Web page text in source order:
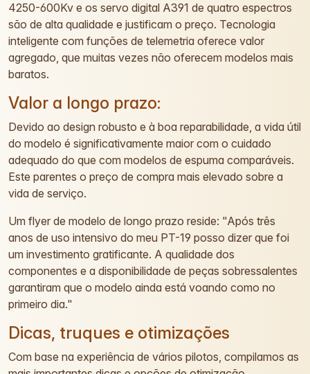
4250-600Kv e os servo digital A391 de quatro espectros
são de alta qualidade e justificam o preço. Tecnologia
inteligente com funções de telemetria oferece valor
agregado, que muitas vezes não oferecem modelos mais
baratos.
Valor a longo prazo:
Devido ao design robusto e à boa reparabilidade, a vida útil
do modelo é significativamente maior com o cuidado
adequado do que com modelos de espuma comparáveis.
Este parentes o preço de compra mais elevado sobre a
vida de serviço.
Um flyer de modelo de longo prazo reside: "Após três
anos de uso intensivo do meu PT-19 posso dizer que foi
um investimento gratificante. A qualidade dos
componentes e a disponibilidade de peças sobressalentes
garantiram que o modelo ainda está voando como no
primeiro dia."
Dicas, truques e otimizações
Com base na experiência de vários pilotos, compilamos as